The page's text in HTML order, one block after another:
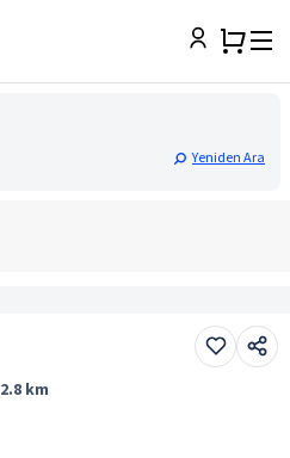
Yeniden Ara
2.8 km